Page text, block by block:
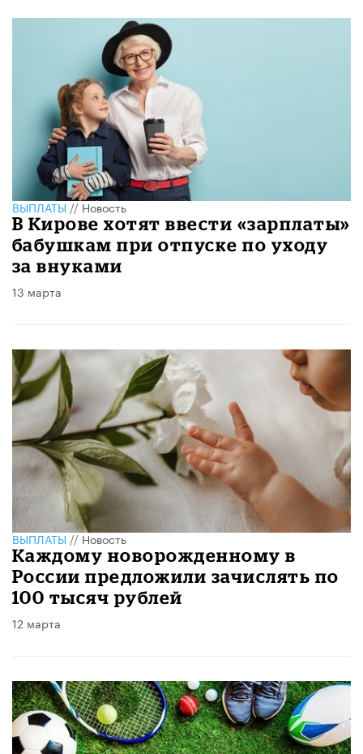
ВЫПЛАТЫ//Новость
В Кирове хотят ввести «зарплаты»
бабушкам при отпуске по уходу
за внуками
13 марта
ВЫПЛАТЫ//Новость
Каждому новорожденному в
России предложили зачислять по
100 тысяч рублей
12 марта